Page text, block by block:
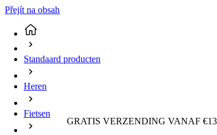
Přejít na obsah
GRATIS VERZENDING VANAF
Standaard producten
Heren
Fietsen